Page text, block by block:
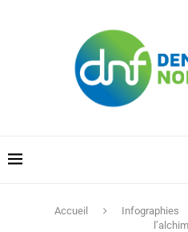
Accueil Infographies